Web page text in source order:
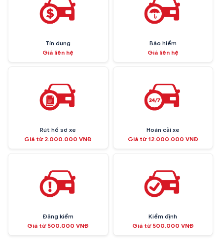
Tín dụng
Giá liên hệ
Bảo hiểm
Giá liên hệ
Rút hồ sơ xe
Giá từ 2.000.000 VNĐ
Hoán cải xe
Giá từ 12.000.000 VNĐ
Đăng kiểm
Giá từ 500.000 VNĐ
Kiểm định
Giá từ 500.000 VNĐ